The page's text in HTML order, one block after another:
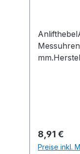
Regulärer
8,91 €
Preise inkl.